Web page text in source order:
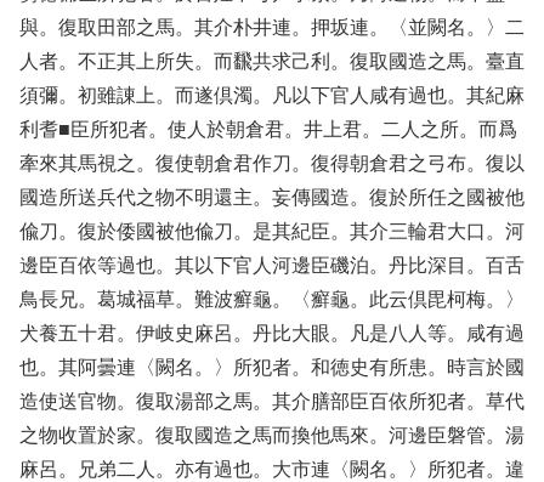
與。復取田部之馬。其介朴井連。押坂連。〈並闕名。〉二
人者。不正其上所失。而飜共求己利。復取國造之馬。臺直
須彌。初雖諌上。而遂倶濁。凡以下官人咸有過也。其紀麻
利耆■臣所犯者。使人於朝倉君。井上君。二人之所。而爲
牽來其馬視之。復使朝倉君作刀。復得朝倉君之弓布。復以
國造所送兵代之物不明還主。妄傳國造。復於所任之國被他
偸刀。復於倭國被他偸刀。是其紀臣。其介三輪君大口。河
邊臣百依等過也。其以下官人河邊臣磯泊。丹比深目。百舌
鳥長兄。葛城福草。難波癬龜。〈癬龜。此云倶毘柯梅。〉
犬養五十君。伊岐史麻呂。丹比大眼。凡是八人等。咸有過
也。其阿曇連〈闕名。〉所犯者。和徳史有所患。時言於國
造使送官物。復取湯部之馬。其介膳部臣百依所犯者。草代
之物收置於家。復取國造之馬而換他馬來。河邊臣磐管。湯
麻呂。兄弟二人。亦有過也。大市連〈闕名。〉所犯者。違